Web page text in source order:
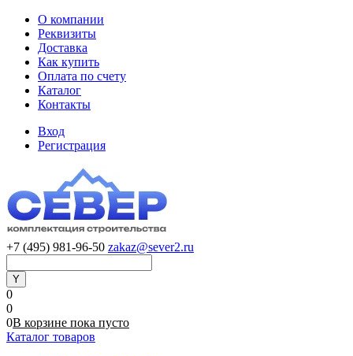
О компании
Реквизиты
Доставка
Как купить
Оплата по счету
Каталог
Контакты
Вход
Регистрация
+7 (495) 981-96-50 zakaz@sever2.ru
0
0
0В корзине пока пусто
Каталог товаров